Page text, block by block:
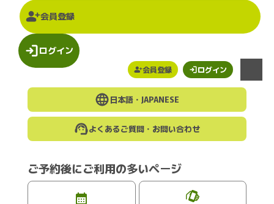
会員登録 ログイン
メニュー
会員登録
ログイン
日本語・ JAPANESE
よくあるご質問・お問い合わせ
ご予約後にご利用の多いページ